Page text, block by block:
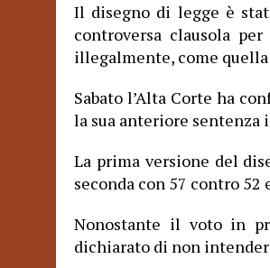
Il disegno di legge è
controversa clausola
illegalmente, come
Sabato l’Alta Corte ha
la sua anteriore sentenza
La prima versione del
seconda con 57 contro 52
Nonostante il voto in
dichiarato di non